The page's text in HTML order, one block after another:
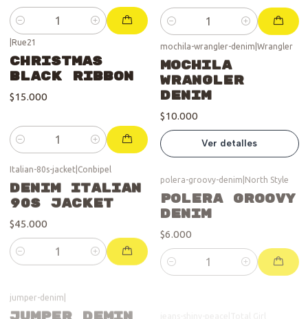
Cantidad Cantidad
|Rue21
Christmas
Black Ribbon
$15.000
Cantidad
Se vendió :'(
Mochila
Wrangler
Denim
Italian-80s-jacket|Conbipel
DENIM Italian
90s Jacket
$45.000
Cantidad
polera-groovy-denim|North Style
Polera Groovy
Denim
$6.000
jumper-denim
$15.000
jeans-shiny-peace Total Girl
Jeans Shiny